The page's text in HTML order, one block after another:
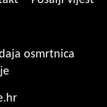
osmrtnica